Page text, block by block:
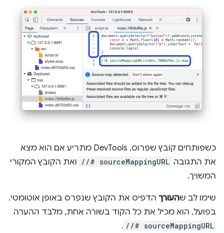
כשפותחים קובץ שפרוס, DevTools מתריע אם הוא מצא
את התגובה //# sourceMappingURL ואת הקובץ המקורי
המשויך.
שימו לב שהעורך הדפיס את הקובץ שנפרס באופן אוטומטי.
בפועל, הוא מכיל את כל הקוד בשורה אחת, מלבד ההערה
//# sourceMappingURL
.